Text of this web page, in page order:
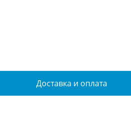
Доставка и оплата